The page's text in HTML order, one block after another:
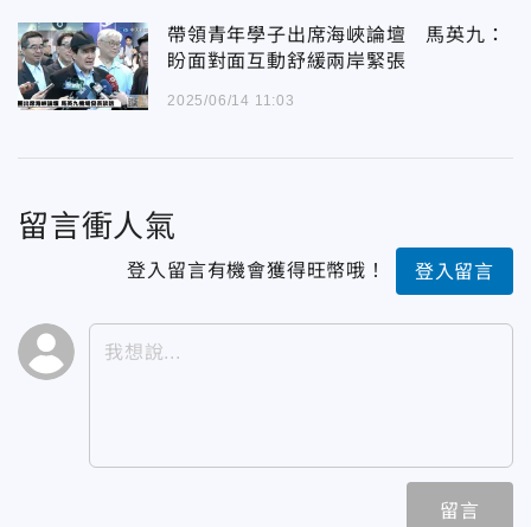
帶領青年學子出席海峽論壇 馬英九：
盼面對面互動舒緩兩岸緊張
2025/06/14 11:03
留言衝人氣
登入留言有機會獲得旺幣哦！ 登入留言
留言